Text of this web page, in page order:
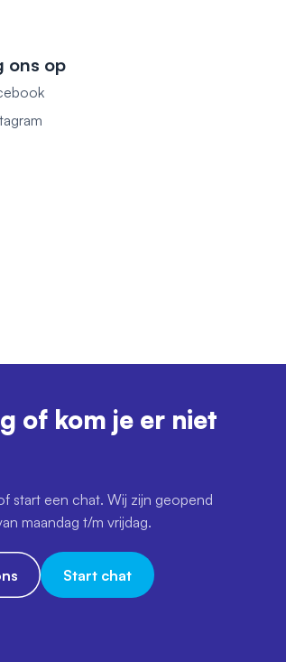
ons op
of kom je er niet
start een chat. Wij zijn geopend
maandag t/m vrijdag.
Start chat